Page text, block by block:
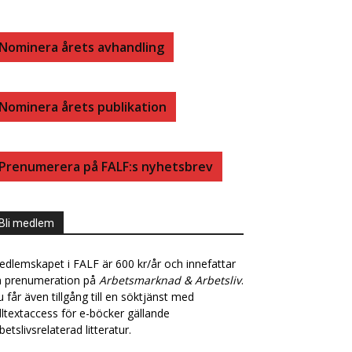
B
O
E
I
Nominera årets avhandling
Nominera årets publikation
Prenumerera på FALF:s nyhetsbrev
Bli medlem
i FALF är 600 kr/år och innefattar
prenumeration på Arbetsmarknad & Arbetsliv.
får även tillgång till en söktjänst med
för e-böcker gällande
litteratur.